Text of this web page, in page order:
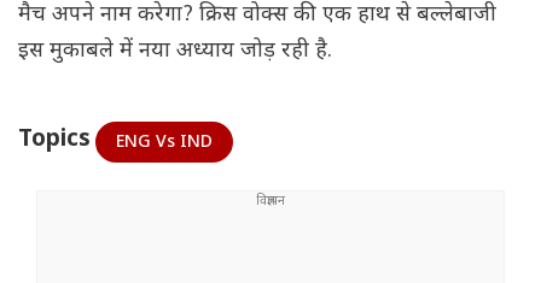
मैच अपने नाम करेगा? क्रिस वोक्स की एक हाथ से बल्लेबाजी
इस मुकाबले में नया अध्याय जोड़ रही है.
Topics ENG Vs IND